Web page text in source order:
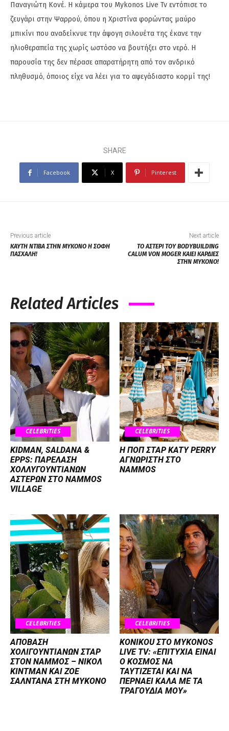
Παναγιώτη Κονέ. Η κάμερα του Mykonos Live Tv εντόπισε το
ζευγάρι στην Ψαρρού, όπου η Χριστίνα φορώντας μαύρο
μπικίνι που αναδείκνυε την άψογη σιλουέτα της έκανε την
ηλιοθεραπεία της χωρίς ωστόσο να βουτήξει στο νερό. Η
παρουσία της δεν πέρασε απαρατήρητη από τον ανδρικό
πληθυσμό, όποιος είχε να λέει για το αψεγάδιαστο κορμί της!
SHARE
Facebook X Pinterest
Previous article
ΚΑΥΤΗ ΝΤΙΒΑ ΣΤΗΝ ΜΥΚΟΝΟ Η ΣΟΦΗ
ΠΑΣΧΑΛΗ!
Next article
ΤΟ ΑΣΤΕΡΙ ΤΟΥ BODYBUILDING
CALUM VON MOGER ΚΑΙΕΙ ΚΑΡΔΙΕΣ
ΣΤΗΝ ΜΥΚΟΝΟ!
Related Articles
CELEBRITIES
KIDMAN, SALDANA &
EPPS: ΠΑΡΕΛΑΣΗ
ΧΟΛΛΥΓΟΥΝΤΙΑΝΩΝ
ΑΣΤΕΡΩΝ ΣΤΟ NAMMOS
VILLAGE
CELEBRITIES
H ΠΟΠ ΣΤΑΡ KATY PERRY
ΑΓΝΩΡΙΣΤΗ ΣΤΟ
NAMMOS
CELEBRITIES
ΑΠΟΒΑΣΗ
ΧΟΛΙΓΟΥΝΤΙΑΝΩΝ ΣΤΑΡ
ΣΤΟΝ NΑΜΜΟΣ – ΝΙΚΟΛ
ΚΙΝΤΜΑΝ ΚΑΙ ΖΟΕ
ΣΑΛΝΤΑΝΑ ΣΤΗ ΜΥΚΟΝΟ
CELEBRITIES
KONIKOU ΣΤΟ MYKONOS
LIVE TV: «ΕΠΙΤΥΧΙΑ ΕΙΝΑΙ
Ο ΚΟΣΜΟΣ ΝΑ
ΤΑΥΤΙΖΕΤΑΙ KAI ΝΑ
ΠΕΡΝΑΕΙ ΚΑΛΑ ΜΕ ΤΑ
ΤΡΑΓΟΥΔΙΑ ΜΟΥ»